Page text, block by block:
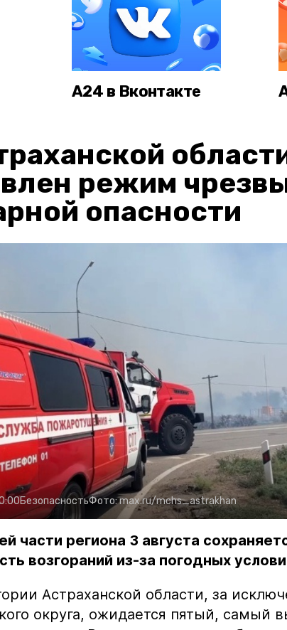
А24 в Вконтакте
режим
опасности
БезопасностьФото:max.ru/mchs_astrakhan
части региона 3 августа
возгораний из-за погодных
Астраханской области, за
округа, ожидается пятый, самый